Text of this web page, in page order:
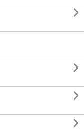



